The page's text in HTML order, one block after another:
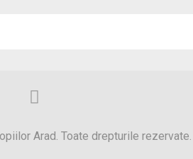
Arad. Toate drepturile rezervate.